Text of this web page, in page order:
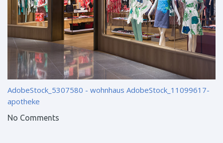
AdobeStock_5307580 - wohnhaus AdobeStock_11099617-
apotheke
No Comments